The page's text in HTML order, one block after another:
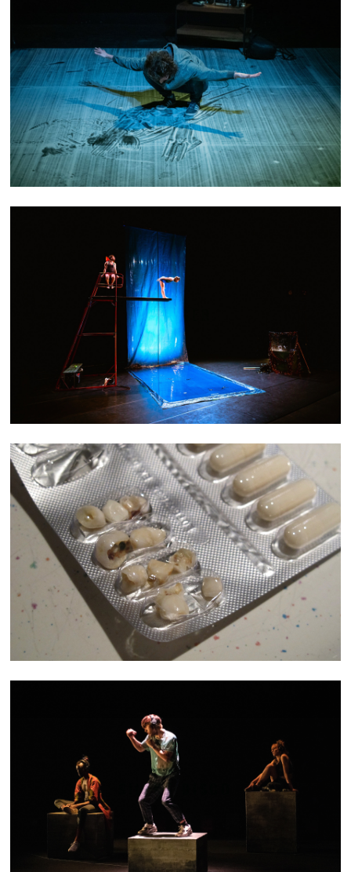
AUTEUR INCONNU
PLONGER
TROUBLE QUOTIDIEN
SILENT DISCO